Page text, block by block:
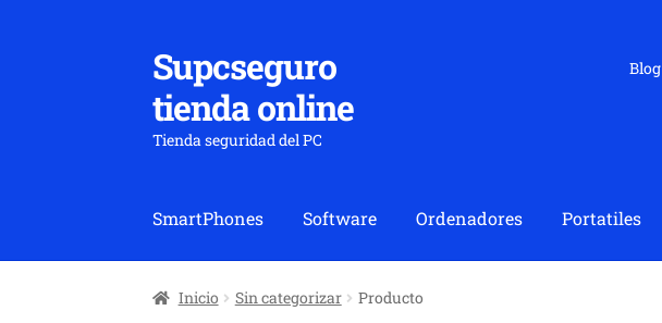
Ir
a
la
navegación
Ir
al
contenido
Supcseguro
tienda online
Tienda seguridad del PC
Blog
SmartPhones Software Ordenadores Portatiles
Inicio Sin categorizar Producto